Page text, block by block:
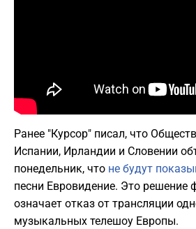
Ранее "Курсор" писал, что
Испании, Ирландии и Словении
понедельник, что не будут
песни Евровидение. Это решение
означает отказ от трансляции
музыкальных телешоу Европы.